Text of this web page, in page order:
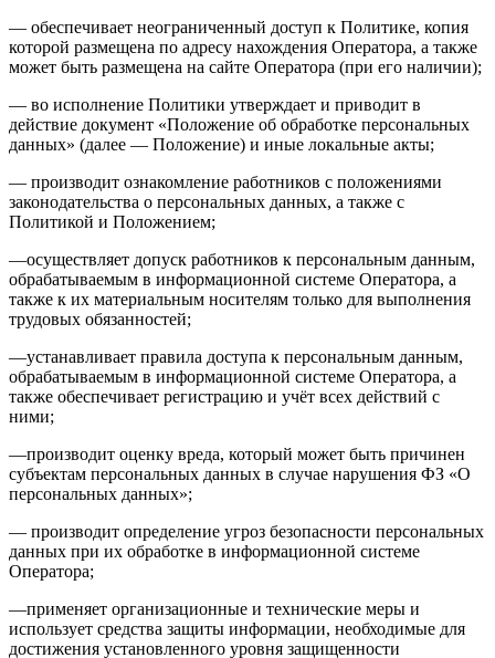
— обеспечивает неограниченный доступ к Политике, копия
которой размещена по адресу нахождения Оператора, а также
может быть размещена на сайте Оператора (при его наличии);
— во исполнение Политики утверждает и приводит в
действие документ «Положение об обработке персональных
данных» (далее — Положение) и иные локальные акты;
— производит ознакомление работников с положениями
законодательства о персональных данных, а также с
Политикой и Положением;
—осуществляет допуск работников к персональным данным,
обрабатываемым в информационной системе Оператора, а
также к их материальным носителям только для выполнения
трудовых обязанностей;
—устанавливает правила доступа к персональным данным,
обрабатываемым в информационной системе Оператора, а
также обеспечивает регистрацию и учёт всех действий с
ними;
—производит оценку вреда, который может быть причинен
субъектам персональных данных в случае нарушения ФЗ «О
персональных данных»;
— производит определение угроз безопасности персональных
данных при их обработке в информационной системе
Оператора;
—применяет организационные и технические меры и
использует средства защиты информации, необходимые для
достижения установленного уровня защищенности